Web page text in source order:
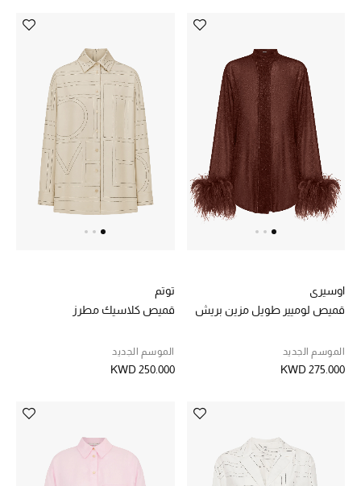
الحقائب
الموسم الجديد
الحقائب النسائية
دليل ملتزمات الحقائب
أبرز المصممين
الأحذية
اوسيري
قميص لوميير طويل مزين بريش
الموسم الجديد
KWD 275.000
توتم
قميص كلاسيك مطرز
الموسم الجديد
KWD 250.000